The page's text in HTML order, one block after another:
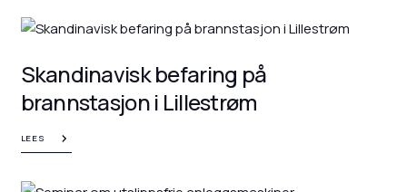
Skandinavisk befaring på
brannstasjon i Lillestrøm
LEES